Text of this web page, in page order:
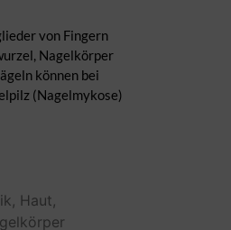
von Fingern
Nagelkörper
können bei
(Nagelmykose)
Haut,